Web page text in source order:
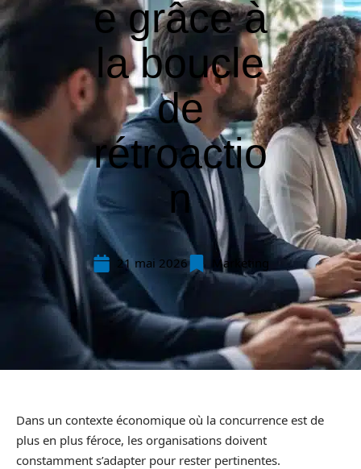
e grâce à
la boucle
de
rétroactio
n
21 mai 2026 Marketing
Dans un contexte économique où la concurrence est de
plus en plus féroce, les organisations doivent
constamment s’adapter pour rester pertinentes.